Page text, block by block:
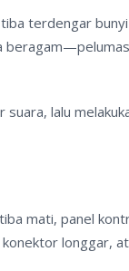
terdengar
lalu
mati, panel
longgar,